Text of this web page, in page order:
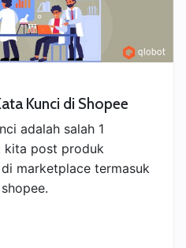
Kunci di Shopee
adalah salah 1
kita post produk
marketplace termasuk